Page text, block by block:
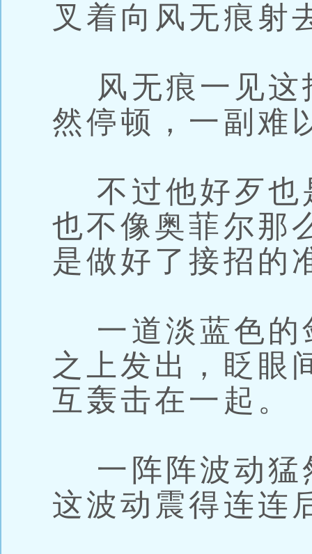
叉着向风无痕射
风无痕一见这
然停顿，一副难
不过他好歹也
也不像奥菲尔那
是做好了接招的
一道淡蓝色的
之上发出，眨眼
互轰击在一起。
一阵阵波动猛
这波动震得连连